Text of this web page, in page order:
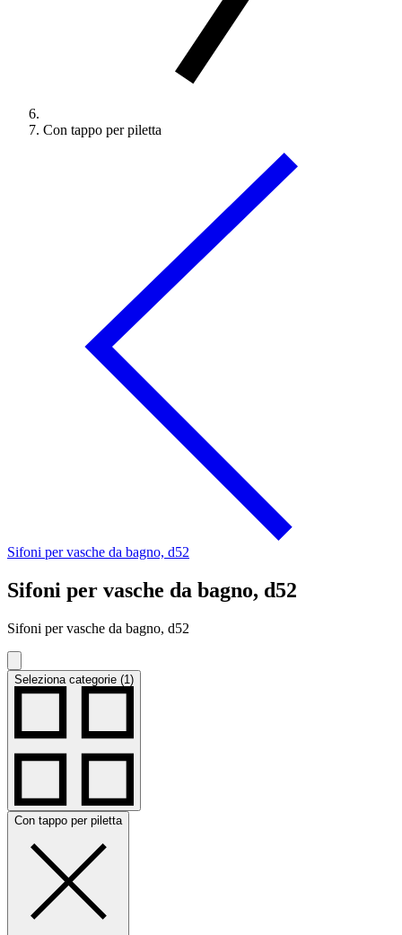
Con tappo per piletta
Sifoni per vasche da bagno, d52
Sifoni per vasche da bagno, d52
Sifoni per vasche da bagno, d52
Seleziona categorie (1)
Con tappo per piletta